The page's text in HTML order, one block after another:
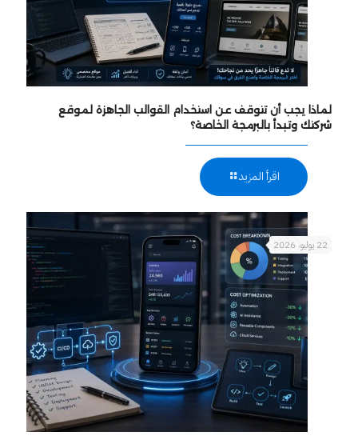
لماذا يجب أن تتوقف عن استخدام القوالب الجاهزة لموقع
شركتك وتبدأ بالبرمجة الخاصة؟
اقرأ المزيد
22 يوليو، 2026